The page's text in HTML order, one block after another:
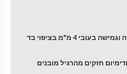
מסגרת מתכת חזקה וגמישה בעובי 4 מ"מ בציפוי בד
חזקים מהרגיל מובנים